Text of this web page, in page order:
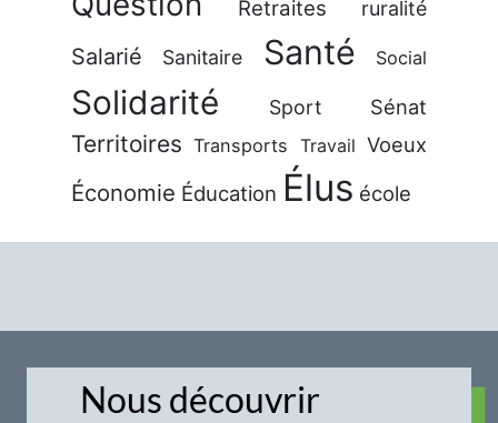
Retraites ruralité
Salarié Sanitaire Santé Social
Solidarité Sport Sénat
Territoires Transports Travail Voeux
Économie Éducation Élus école
Nous découvrir